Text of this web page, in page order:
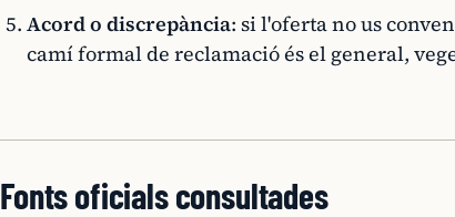
Acord o discrepància: si l'oferta no us
camí formal de reclamació és el general,
Fonts oficials consultades